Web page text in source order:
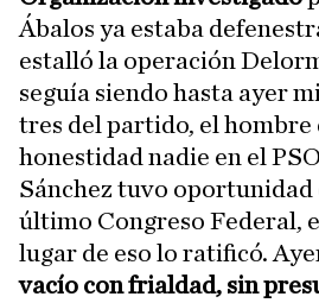
Ábalos ya estaba
estalló la operación
seguía siendo hasta ayer
tres del partido, el hombre
honestidad nadie en el
Sánchez tuvo oportunidad
último Congreso Federal,
lugar de eso lo ratificó.
vacío con frialdad, sin